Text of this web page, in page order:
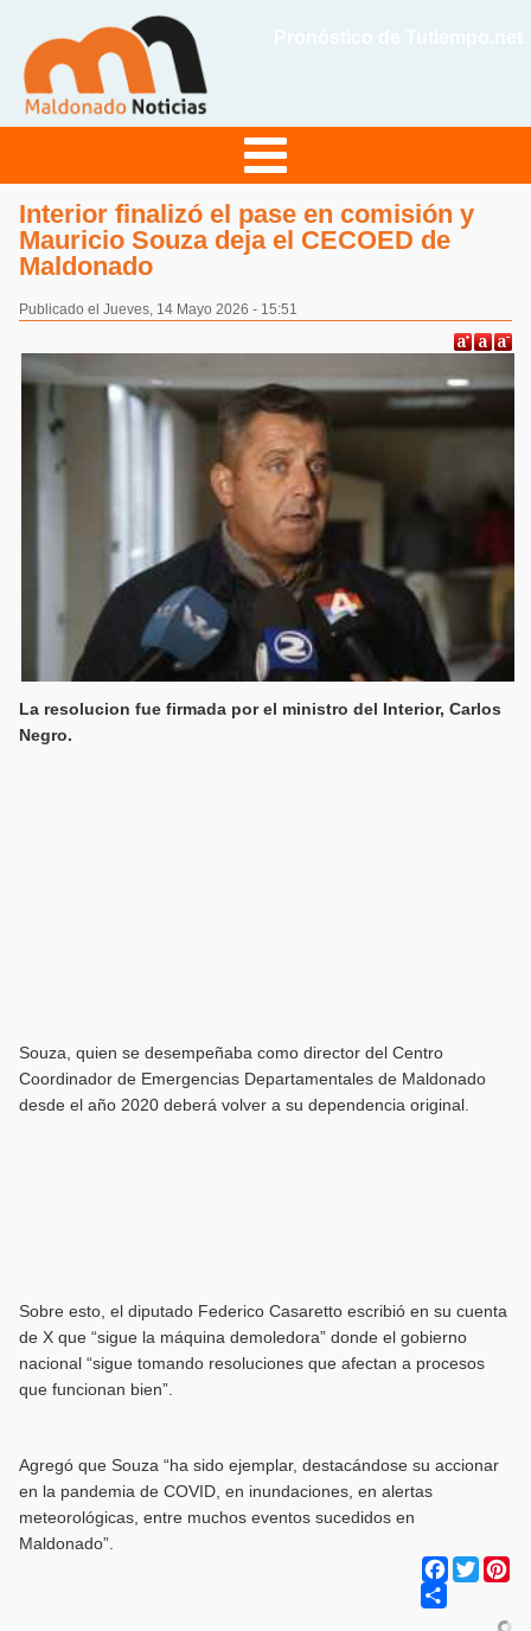
Interior finalizó el pase en comisión y
Mauricio Souza deja el CECOED de
Maldonado
Publicado el Jueves, 14 Mayo 2026 - 15:51
La resolucion fue firmada por el ministro del Interior, Carlos
Negro.
Souza, quien se desempeñaba como director del Centro
Coordinador de Emergencias Departamentales de Maldonado
desde el año 2020 deberá volver a su dependencia original.
Sobre esto, el diputado Federico Casaretto escribió en su cuenta
de X que “sigue la máquina demoledora” donde el gobierno
nacional “sigue tomando resoluciones que afectan a procesos
que funcionan bien”.
Agregó que Souza “ha sido ejemplar, destacándose su accionar
en la pandemia de COVID, en inundaciones, en alertas
meteorológicas, entre muchos eventos sucedidos en
Maldonado”.
Facebook
Twitter